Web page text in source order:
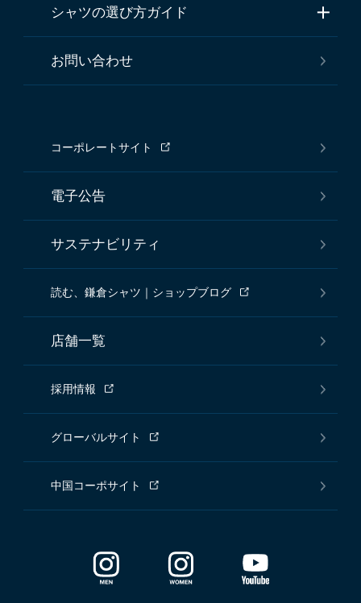
シャツの選び方ガイド
お問い合わせ
コーポレートサイト
電子公告
サステナビリティ
読む、鎌倉シャツ｜ショップブログ
店舗一覧
採用情報
グローバルサイト
中国コーポサイト